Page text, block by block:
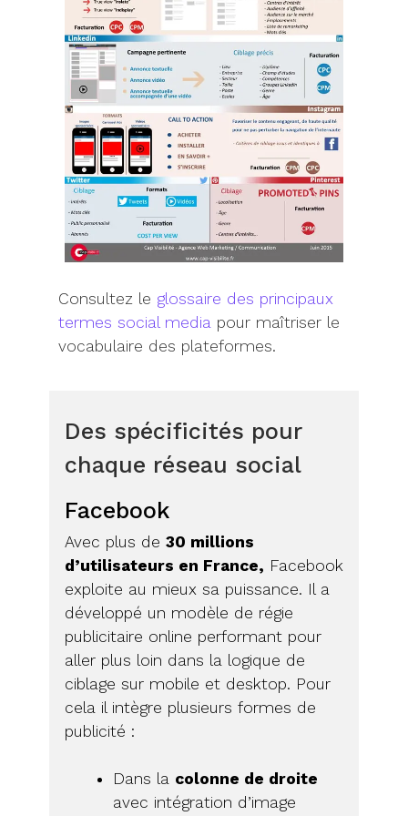
Consultez le glossaire des principaux
termes social media pour maîtriser le
vocabulaire des plateformes.
Des spécificités pour
chaque réseau social
Facebook
Avec plus de 30 millions
d’utilisateurs en France, Facebook
exploite au mieux sa puissance. Il a
développé un modèle de régie
publicitaire online performant pour
aller plus loin dans la logique de
ciblage sur mobile et desktop. Pour
cela il intègre plusieurs formes de
publicité :
Dans la colonne de droite
avec intégration d’image